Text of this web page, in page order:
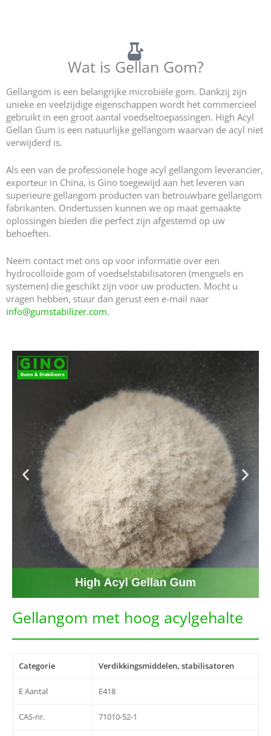
Wat is Gellan Gom?
Gellangom is een belangrijke microbiële gom. Dankzij zijn
unieke en veelzijdige eigenschappen wordt het commercieel
gebruikt in een groot aantal voedseltoepassingen. High Acyl
Gellan Gum is een natuurlijke gellangom waarvan de acyl niet
verwijderd is.
Als een van de professionele hoge acyl gellangom leverancier,
exporteur in China, is Gino toegewijd aan het leveren van
superieure gellangom producten van betrouwbare gellangom
fabrikanten. Ondertussen kunnen we op maat gemaakte
oplossingen bieden die perfect zijn afgestemd op uw
behoeften.
Neem contact met ons op voor informatie over een
hydrocolloïde gom of voedselstabilisatoren (mengsels en
systemen) die geschikt zijn voor uw producten. Mocht u
vragen hebben, stuur dan gerust een e-mail naar
info@gumstabilizer.com.
Gellangom met hoog acylgehalte
Categorie Verdikkingsmiddelen, stabilisatoren
E Aantal E418
CAS-nr. 71010-52-1